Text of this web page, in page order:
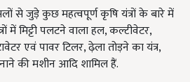
से जुड़े कुछ महत्वपूर्ण कृषि यंत्रों के बारे में
में मिट्टी पलटने वाला हल, कल्टीवेटर,
एवं पावर टिलर, ढ़ेला तोड़ने का यंत्र,
की मशीन आदि शामिल हैं.